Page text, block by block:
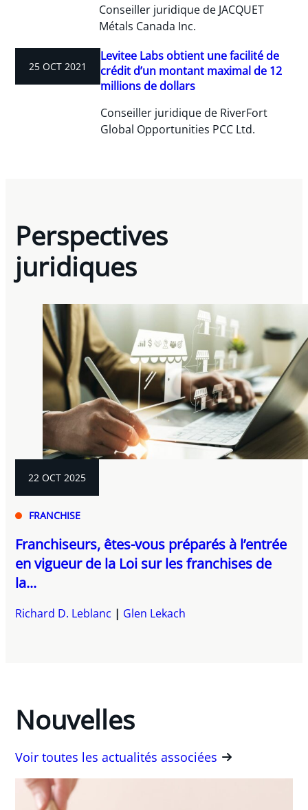
Conseiller juridique de JACQUET
Métals Canada Inc.
25 OCT 2021
Levitee Labs obtient une facilité de
crédit d’un montant maximal de 12
millions de dollars
Conseiller juridique de RiverFort
Global Opportunities PCC Ltd.
Perspectives
juridiques
22 OCT 2025
FRANCHISE
Franchiseurs, êtes-vous préparés à l’entrée
en vigueur de la Loi sur les franchises de
la...
Richard D. Leblanc Glen Lekach
Nouvelles
Voir toutes les actualités associées